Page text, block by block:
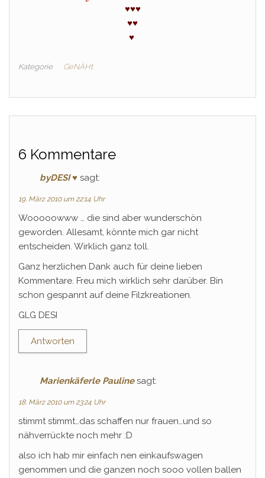
♥♥♥
♥♥
♥
Kategorie GeNÄHt
6 Kommentare
byDESI ♥ sagt:
19. März 2010 um 22:14 Uhr
Wooooowww … die sind aber wunderschön
geworden. Allesamt, könnte mich gar nicht
entscheiden. Wirklich ganz toll.
Ganz herzlichen Dank auch für deine lieben
Kommentare. Freu mich wirklich sehr darüber. Bin
schon gespannt auf deine Filzkreationen.
GLG DESI
Antworten
Marienkäferle Pauline sagt:
18. März 2010 um 23:24 Uhr
stimmt stimmt…das schaffen nur frauen…und so
nähverrückte noch mehr :D
also ich hab mir einfach nen einkaufswagen
genommen und die ganzen noch sooo vollen ballen